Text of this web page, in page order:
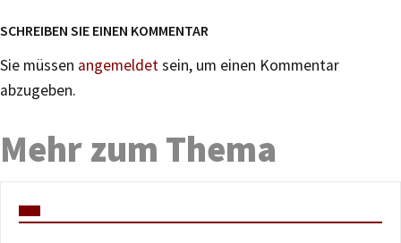
SCHREIBEN SIE EINEN KOMMENTAR
Sie müssen angemeldetsein, um einen Kommentar
abzugeben.
Mehr zum Thema